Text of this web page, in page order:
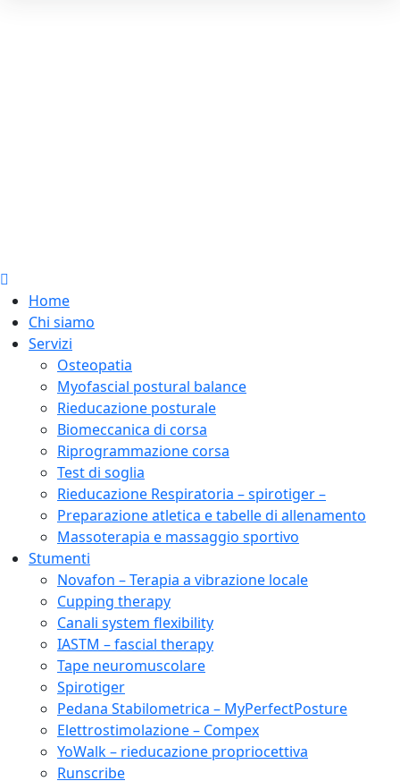
Home
Chi siamo
Servizi
Osteopatia
Myofascial postural balance
Rieducazione posturale
Biomeccanica di corsa
Riprogrammazione corsa
Test di soglia
Rieducazione Respiratoria – spirotiger –
Preparazione atletica e tabelle di allenamento
Massoterapia e massaggio sportivo
Stumenti
Novafon – Terapia a vibrazione locale
Cupping therapy
Canali system flexibility
IASTM – fascial therapy
Tape neuromuscolare
Spirotiger
Pedana Stabilometrica – MyPerfectPosture
Elettrostimolazione – Compex
YoWalk – rieducazione propriocettiva
Runscribe